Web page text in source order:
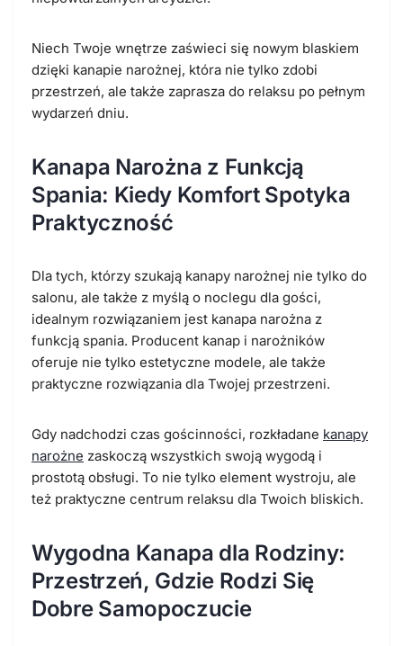
Niech Twoje wnętrze zaświeci się nowym blaskiem
dzięki kanapie narożnej, która nie tylko zdobi
przestrzeń, ale także zaprasza do relaksu po pełnym
wydarzeń dniu.
Kanapa Narożna z Funkcją
Spania: Kiedy Komfort Spotyka
Praktyczność
Dla tych, którzy szukają kanapy narożnej nie tylko do
salonu, ale także z myślą o noclegu dla gości,
idealnym rozwiązaniem jest kanapa narożna z
funkcją spania. Producent kanap i narożników
oferuje nie tylko estetyczne modele, ale także
praktyczne rozwiązania dla Twojej przestrzeni.
Gdy nadchodzi czas gościnności, rozkładane kanapy
narożne zaskoczą wszystkich swoją wygodą i
prostotą obsługi. To nie tylko element wystroju, ale
też praktyczne centrum relaksu dla Twoich bliskich.
Wygodna Kanapa dla Rodziny:
Przestrzeń, Gdzie Rodzi Się
Dobre Samopoczucie